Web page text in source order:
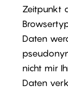
Zeitpunkt
Daten
nicht mir
Daten